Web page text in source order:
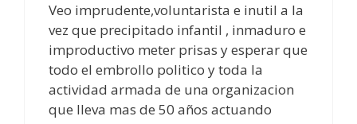
Veo imprudente,voluntarista e inutil a la
vez que precipitado infantil , inmaduro e
improductivo meter prisas y esperar que
todo el embrollo politico y toda la
actividad armada de una organizacion
que lleva mas de 50 años actuando